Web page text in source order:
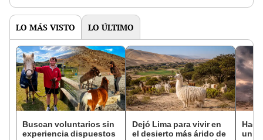
LO MÁS VISTO LO ÚLTIMO
Buscan voluntarios sin
experiencia dispuestos
Dejó Lima para vivir en
el desierto más árido de
un